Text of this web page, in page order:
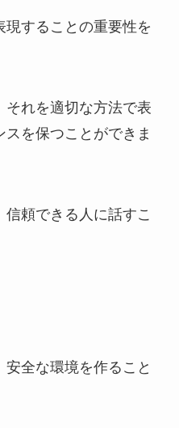
現することの重要性を
それを適切な方法で表
を保つことができま
頼できる人に話すこ
全な環境を作ること